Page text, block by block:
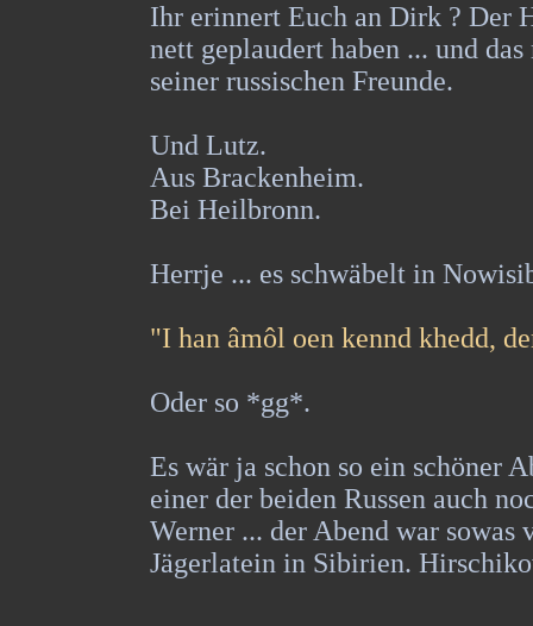
Ihr erinnert Euch an Dirk ? Der
nett geplaudert haben ... und
seiner russischen Freunde.
Und Lutz.
Aus Brackenheim.
Bei Heilbronn.
Herrje ... es schwäbelt in
"I han âmôl oen kennd khedd,
Oder so *gg*.
Es wär ja schon so ein schöner
einer der beiden Russen auch
Werner ... der Abend war sowas
Jägerlatein in Sibirien.